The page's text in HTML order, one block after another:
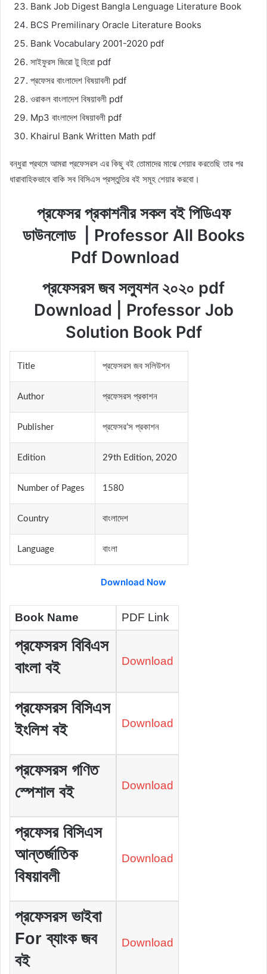
Bank Job Digest Bangla Lenguage Literature Book
BCS Premilinary Oracle Literature Books
Bank Vocabulary 2001-2020 pdf
সাইফুরস জিরো টু হিরো pdf
প্রফেসর বাংলাদেশ বিষয়াবলী pdf
ওরাকল বাংলাদেশ বিষয়াবলী pdf
Mp3 বাংলাদেশ বিষয়াবলী pdf
Khairul Bank Written Math pdf
বন্ধুরা প্রথমে আমরা প্রফেসরস এর কিছু বই তোমাদের মাঝে শেয়ার করতেছি তার পর
ধারাবাহিকভাবে বাকি সব বিসিএস প্রস্তুতির বই সমূহ শেয়ার করবো।
প্রফেসর প্রকাশনীর সকল বই পিডিএফ
ডাউনলোড | Professor All Books
Pdf Download
প্রফেসরস জব সল্যুশন ২০২০ pdf
Download | Professor Job
Solution Book Pdf
Title প্রফেসরস জব সলিউশন
Author প্রফেসরস প্রকাশন
Publisher প্রফেসর’স প্রকাশন
Edition 29th Edition, 2020
Number of Pages 1580
Country বাংলাদেশ
Language বাংলা
Download Now
Book Name PDF Link
প্রফেসরস বিবিএস
বাংলা বই
Download
প্রফেসরস বিসিএস
ইংলিশ বই
Download
প্রফেসরস গণিত
স্পেশাল বই
Download
প্রফেসর বিসিএস
আন্তর্জাতিক
বিষয়াবলী
Download
প্রফেসরস ভাইবা
For ব্যাংক জব
বই
Download